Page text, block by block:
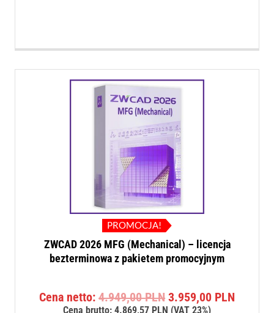
PROMOCJA!
ZWCAD 2026 MFG (Mechanical) – licencja
bezterminowa z pakietem promocyjnym
Cena netto:4.949,00PLN Pierwotna
cena
3.959,00 PLN
Cena brutto:4.869,57 PLN (VAT 23%)